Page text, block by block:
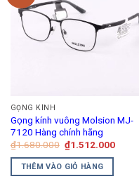
GỌNG KÍNH
Gọng kính vuông Molsion MJ-
7120 Hàng chính hãng
₫1.680.000 Giá
gốc
là:
₫1.680.000.
₫1.512.000Giá
THÊM VÀO GIỎ HÀNG